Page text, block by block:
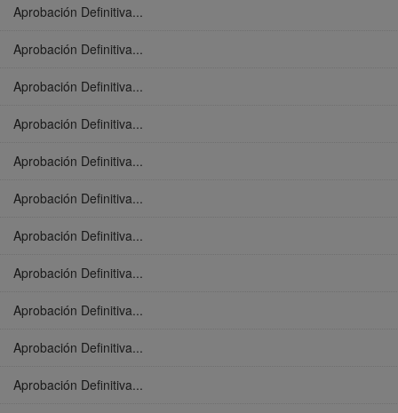
Aprobación Definitiva...
Aprobación Definitiva...
Aprobación Definitiva...
Aprobación Definitiva...
Aprobación Definitiva...
Aprobación Definitiva...
Aprobación Definitiva...
Aprobación Definitiva...
Aprobación Definitiva...
Aprobación Definitiva...
Aprobación Definitiva...